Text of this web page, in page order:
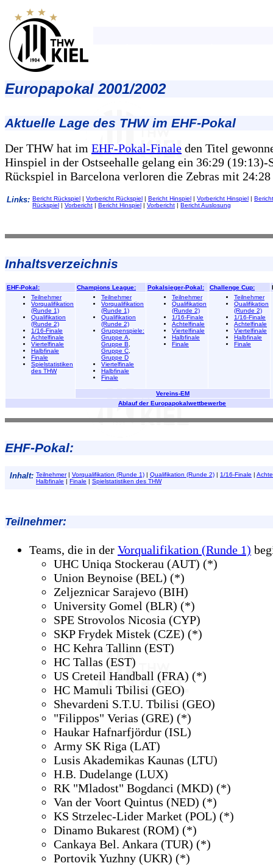
Europapokal 2001/2002
Aktuelle Lage des THW im EHF-Pokal
Der THW hat im EHF-Pokal-Finale den Titel
Hinspiel in der Ostseehalle gelang ein 36:29 (19:13)-
Rückspiel in Barcelona verloren die Zebras mit
Links: Bericht Rückspiel | Vorbericht Rückspiel | Bericht Hinspiel | Vorbericht Hinspiel |
Rückspiel | Vorbericht | Bericht Hinspiel | Vorbericht | Bericht Auslosung
Inhaltsverzeichnis
EHF-Pokal: Champions League: Pokalsieger-Pokal: Challenge Cup:
Teilnehmer
Vorqualifikation
(Runde 1)
Qualifikation
(Runde 2)
1/16-Finale
Achtelfinale
Viertelfinale
Halbfinale
Finale
Spielstatistiken
des THW
Teilnehmer
Vorqualifikation
(Runde 1)
Qualifikation
(Runde 2)
Gruppenspiele:
Gruppe A
Gruppe B
Gruppe C
Gruppe D
Viertelfinale
Halbfinale
Finale
Teilnehmer
Qualifikation
(Runde 2)
1/16-Finale
Achtelfinale
Viertelfinale
Halbfinale
Finale
Teilnehmer
Qualifikation
(Runde 2)
1/16-Finale
Achtelfinale
Viertelfinale
Halbfinale
Finale
Vereins-EM
Ablauf der Europapokalwettbewerbe
EHF-Pokal:
Inhalt: Teilnehmer| Vorqualifikation (Runde 1) | Qualifikation (Runde 2) | 1/16-Finale |
Halbfinale | Finale | Spielstatistiken des THW
Teilnehmer:
Teams, die in der Vorqualifikation (Runde 1)
UHC Uniqa Stockerau (AUT) (*)
Union Beynoise (BEL) (*)
Zeljeznicar Sarajevo (BIH)
University Gomel (BLR) (*)
SPE Strovolos Nicosia (CYP)
SKP Frydek Mistek (CZE) (*)
HC Kehra Tallinn (EST)
HC Tallas (EST)
US Creteil Handball (FRA) (*)
HC Mamuli Tbilisi (GEO)
Shevardeni S.T.U. Tbilisi (GEO)
"Filippos" Verias (GRE) (*)
Haukar Hafnarfjördur (ISL)
Army SK Riga (LAT)
Lusis Akademikas Kaunas (LTU)
H.B. Dudelange (LUX)
RK "Mladost" Bogdanci (MKD) (*)
Van der Voort Quintus (NED) (*)
KS Strzelec-Lider Market (POL) (*)
Dinamo Bukarest (ROM) (*)
Cankaya Bel. Ankara (TUR) (*)
Portovik Yuzhny (UKR) (*)